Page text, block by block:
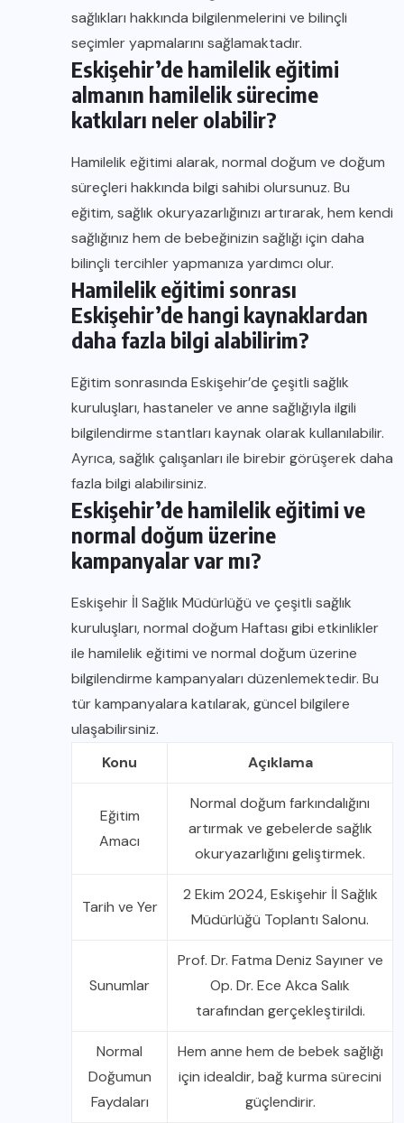
sağlıkları hakkında bilgilenmelerini ve bilinçli
seçimler yapmalarını sağlamaktadır.
Eskişehir’de hamilelik eğitimi
almanın hamilelik sürecime
katkıları neler olabilir?
Hamilelik eğitimi alarak, normal doğum ve doğum
süreçleri hakkında bilgi sahibi olursunuz. Bu
eğitim, sağlık okuryazarlığınızı artırarak, hem kendi
sağlığınız hem de bebeğinizin sağlığı için daha
bilinçli tercihler yapmanıza yardımcı olur.
Hamilelik eğitimi sonrası
Eskişehir’de hangi kaynaklardan
daha fazla bilgi alabilirim?
Eğitim sonrasında Eskişehir’de çeşitli sağlık
kuruluşları, hastaneler ve anne sağlığıyla ilgili
bilgilendirme stantları kaynak olarak kullanılabilir.
Ayrıca, sağlık çalışanları ile birebir görüşerek daha
fazla bilgi alabilirsiniz.
Eskişehir’de hamilelik eğitimi ve
normal doğum üzerine
kampanyalar var mı?
Eskişehir İl Sağlık Müdürlüğü ve çeşitli sağlık
kuruluşları, normal doğum Haftası gibi etkinlikler
ile hamilelik eğitimi ve normal doğum üzerine
bilgilendirme kampanyaları düzenlemektedir. Bu
tür kampanyalara katılarak, güncel bilgilere
ulaşabilirsiniz.
Konu
Açıklama
Eğitim
Amacı
Normal doğum farkındalığını
artırmak ve gebelerde sağlık
okuryazarlığını geliştirmek.
Tarih ve Yer
2 Ekim 2024, Eskişehir İl Sağlık
Müdürlüğü Toplantı Salonu.
Sunumlar
Prof. Dr. Fatma Deniz Sayıner ve
Op. Dr. Ece Akca Salık
tarafından gerçekleştirildi.
Normal
Doğumun
Faydaları
Hem anne hem de bebek sağlığı
için idealdir, bağ kurma sürecini
güçlendirir.